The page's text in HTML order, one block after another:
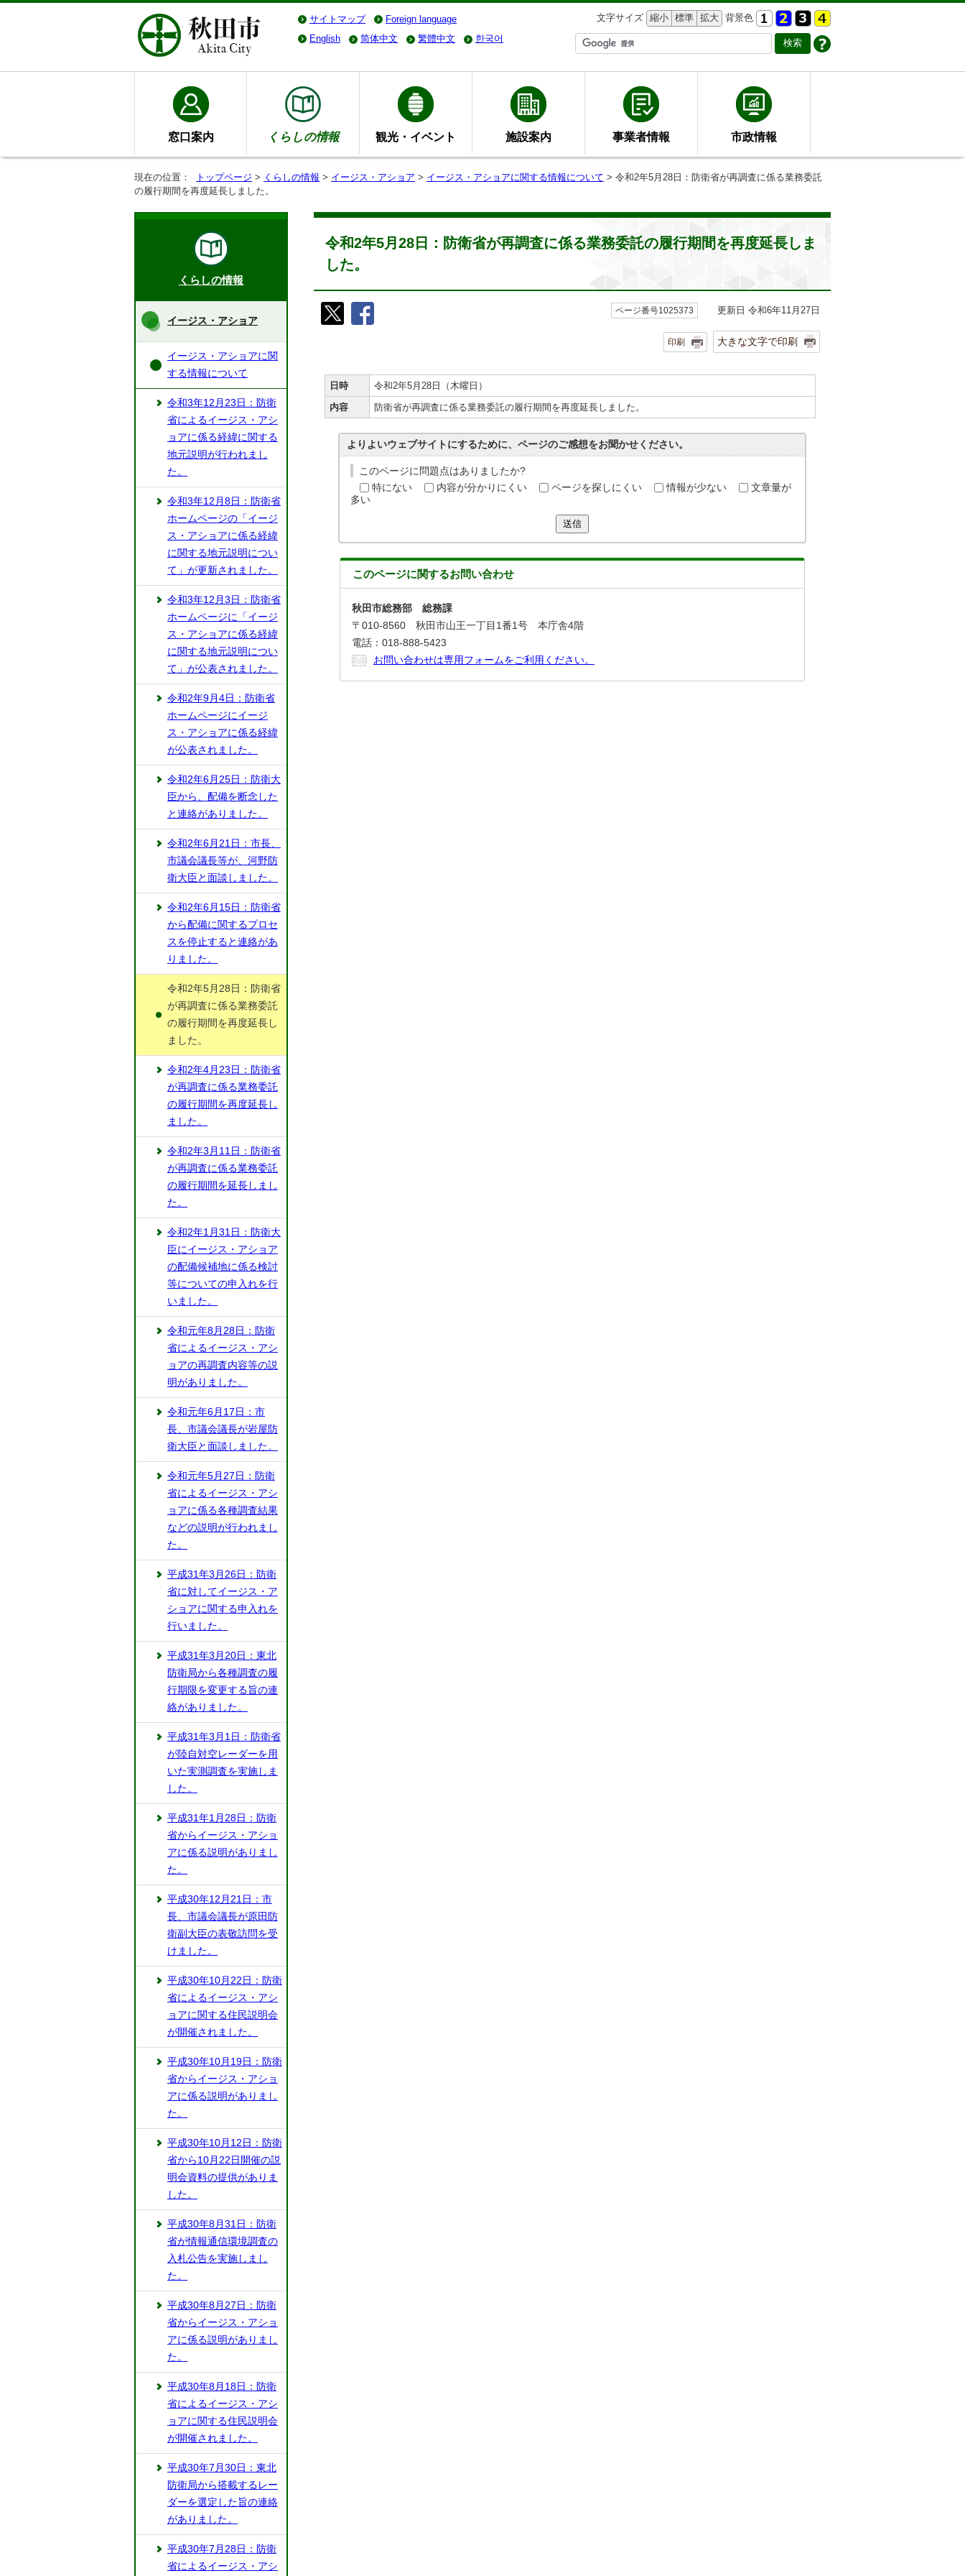
サイトマップ Foreign language 文字サイズ 縮小 標準 拡大 背景色
English
简体中文 繁體中文 한국어
窓口案内 くらしの情報 観光・イベント 施設案内 事業者情報 市政情報
現在の位置： トップページ > くらしの情報 > イージス・アショア > イージス・アショアに関する情報について > 令和2年5月28日：防衛省が再調査に係る業務委託
の履行期間を再度延長しました。
令和2年5月28日：防衛省が再調査に係る業務委託の履行期間を再度延長しま
した。
ページ番号1025373 更新日 令和6年11月27日
印刷 大きな文字で印刷
日時
令和2年5月28日（木曜日）
内容
防衛省が再調査に係る業務委託の履行期間を再度延長しました。
よりよいウェブサイトにするために、ページのご感想をお聞かせください。
このページに問題点はありましたか?
特にない
内容が分かりにくい ページを探しにくい 情報が少ない
文章量が
多い
送信
このページに関するお問い合わせ
秋田市総務部 総務課
〒010-8560 秋田市山王一丁目1番1号 本庁舎4階
電話：018-888-5423
お問い合わせは専用フォームをご利用ください。
くらしの情報
イージス・アショア
イージス・アショアに関
する情報について
令和3年12月23日：防衛
省によるイージス・アシ
ョアに係る経緯に関する
地元説明が行われまし
た。
令和3年12月8日：防衛省
ホームページの「イージ
ス・アショアに係る経緯
に関する地元説明につい
て」が更新されました。
令和3年12月3日：防衛省
ホームページに「イージ
ス・アショアに係る経緯
に関する地元説明につい
て」が公表されました。
令和2年9月4日：防衛省
ホームページにイージ
ス・アショアに係る経緯
が公表されました。
令和2年6月25日：防衛大
臣から、配備を断念した
と連絡がありました。
令和2年6月21日：市長、
市議会議長等が、河野防
衛大臣と面談しました。
令和2年6月15日：防衛省
から配備に関するプロセ
スを停止すると連絡があ
りました。
令和2年5月28日：防衛省
が再調査に係る業務委託
の履行期間を再度延長し
ました。
令和2年4月23日：防衛省
が再調査に係る業務委託
の履行期間を再度延長し
ました。
令和2年3月11日：防衛省
が再調査に係る業務委託
の履行期間を延長しまし
た。
令和2年1月31日：防衛大
臣にイージス・アショア
の配備候補地に係る検討
等についての申入れを行
いました。
令和元年8月28日：防衛
省によるイージス・アシ
ョアの再調査内容等の説
明がありました。
令和元年6月17日：市
長、市議会議長が岩屋防
衛大臣と面談しました。
令和元年5月27日：防衛
省によるイージス・アシ
ョアに係る各種調査結果
などの説明が行われまし
た。
平成31年3月26日：防衛
省に対してイージス・ア
ショアに関する申入れを
行いました。
平成31年3月20日：東北
防衛局から各種調査の履
行期限を変更する旨の連
絡がありました。
平成31年3月1日：防衛省
が陸自対空レーダーを用
いた実測調査を実施しま
した。
平成31年1月28日：防衛
省からイージス・アショ
アに係る説明がありまし
た。
平成30年12月21日：市
長、市議会議長が原田防
衛副大臣の表敬訪問を受
けました。
平成30年10月22日：防衛
省によるイージス・アシ
ョアに関する住民説明会
が開催されました。
平成30年10月19日：防衛
省からイージス・アショ
アに係る説明がありまし
た。
平成30年10月12日：防衛
省から10月22日開催の説
明会資料の提供がありま
した。
平成30年8月31日：防衛
省が情報通信環境調査の
入札公告を実施しまし
た。
平成30年8月27日：防衛
省からイージス・アショ
アに係る説明がありまし
た。
平成30年8月18日：防衛
省によるイージス・アシ
ョアに関する住民説明会
が開催されました。
平成30年7月30日：東北
防衛局から搭載するレー
ダーを選定した旨の連絡
がありました。
平成30年7月28日：防衛
省によるイージス・アシ